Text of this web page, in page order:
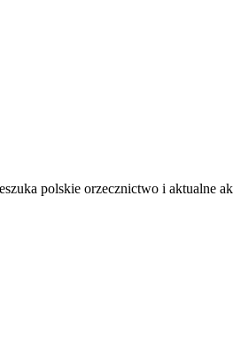
polskie orzecznictwo i aktualne